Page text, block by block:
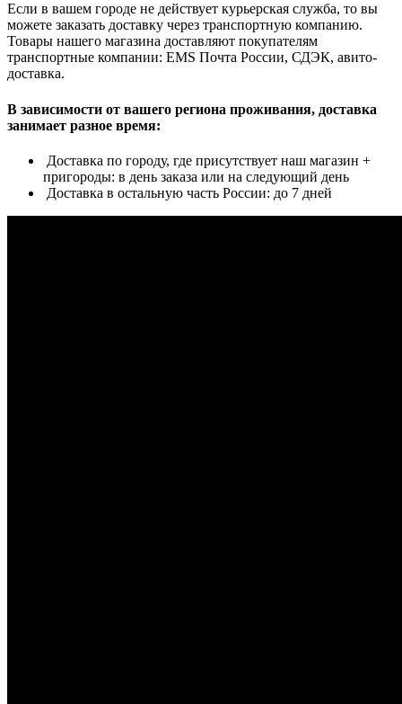
Если в вашем городе не действует курьерская служба, то вы
можете заказать доставку через транспортную компанию.
Товары нашего магазина доставляют покупателям
транспортные компании: EMS Почта России, СДЭК, авито-
доставка.
В зависимости от вашего региона проживания, доставка
занимает разное время:
Доставка по городу, где присутствует наш магазин +
пригороды: в день заказа или на следующий день
Доставка в остальную часть России: до 7 дней